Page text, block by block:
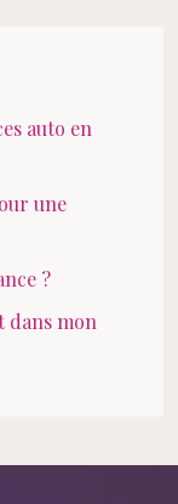
auto en
une
?
dans mon